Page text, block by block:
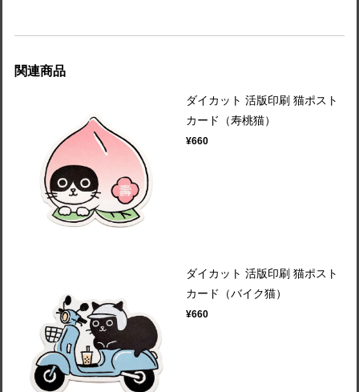
関連商品
ダイカット 活版印刷 猫ポスト
カード（寿桃猫）
¥660
ダイカット 活版印刷 猫ポスト
カード（バイク猫）
¥660